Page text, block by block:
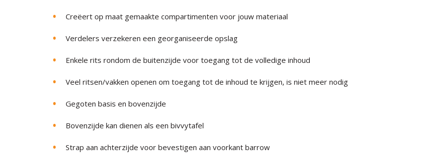
Creëert op maat gemaakte compartimenten voor jouw materiaal
Verdelers verzekeren een georganiseerde opslag
Enkele rits rondom de buitenzijde voor toegang tot de volledige inhoud
Veel ritsen/vakken openen om toegang tot de inhoud te krijgen, is niet meer nodig
Gegoten basis en bovenzijde
Bovenzijde kan dienen als een bivvytafel
Strap aan achterzijde voor bevestigen aan voorkant barrow